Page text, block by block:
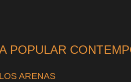
POPULAR
ARENAS